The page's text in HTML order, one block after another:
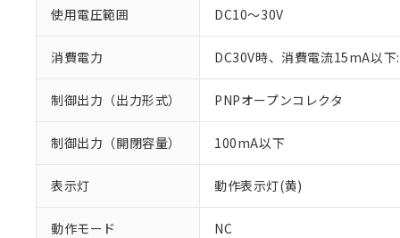
使用電圧範囲 DC10～30V
消費電力 DC30V時、消費電流15mA以
制御出力（出力形式） PNPオープンコレクタ
制御出力（開閉容量） 100mA以下
表示灯 動作表示灯(黄)
動作モード NC
※1 対応状況